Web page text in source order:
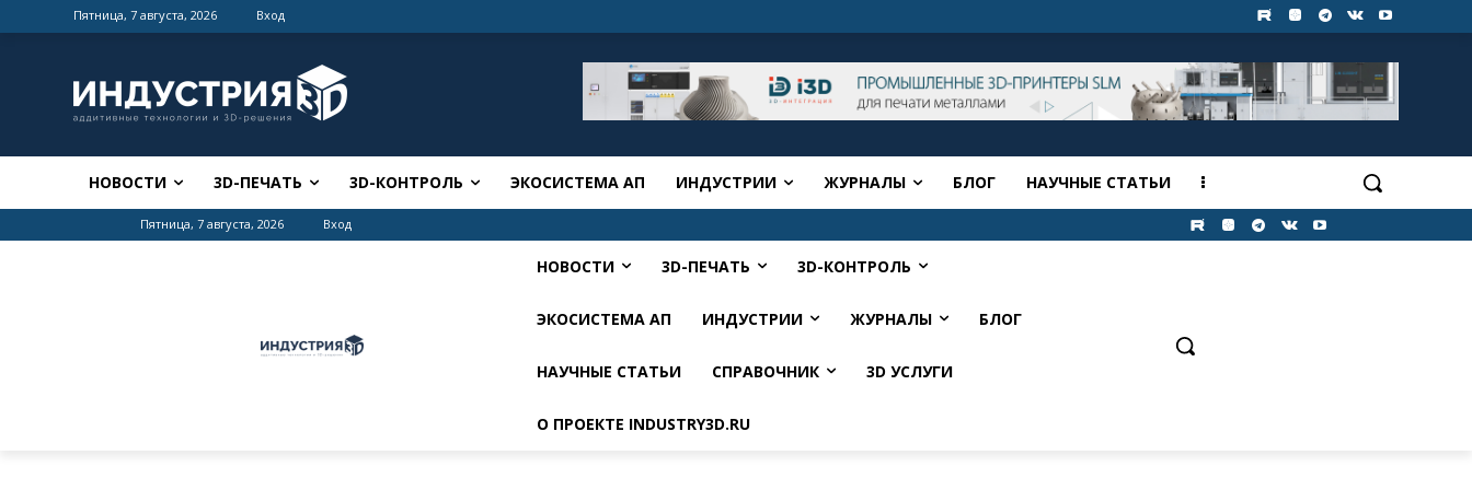
Пятница, 7 августа, 2026 Вход
НОВОСТИ 3D-ПЕЧАТЬ 3D-КОНТРОЛЬ ЭКОСИСТЕМА АП ИНДУСТРИИ ЖУРНАЛЫ БЛОГ НАУЧНЫЕ СТАТЬИ
Пятница, 7 августа, 2026 Вход
НОВОСТИ 3D-ПЕЧАТЬ 3D-КОНТРОЛЬ
ЭКОСИСТЕМА АП ИНДУСТРИИ ЖУРНАЛЫ БЛОГ
НАУЧНЫЕ СТАТЬИ СПРАВОЧНИК 3D УСЛУГИ
О ПРОЕКТЕ INDUSTRY3D.RU